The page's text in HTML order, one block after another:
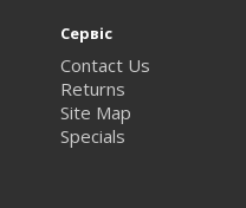
Сервіс
Contact Us
Returns
Site Map
Specials